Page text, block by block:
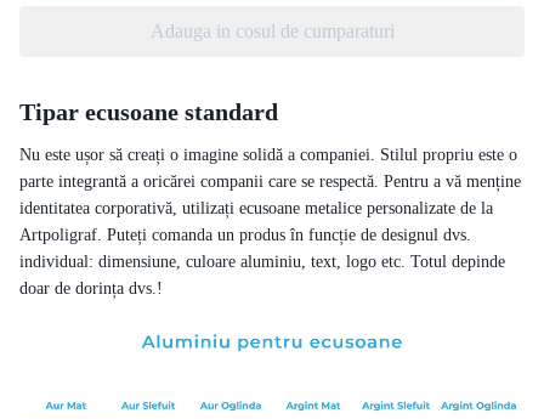
Adauga in cosul de cumparaturi
Tipar ecusoane standard
Nu este ușor să creați o imagine solidă a companiei. Stilul propriu este o
parte integrantă a oricărei companii care se respectă. Pentru a vă menține
identitatea corporativă, utilizați ecusoane metalice personalizate de la
Artpoligraf. Puteți comanda un produs în funcție de designul dvs.
individual: dimensiune, culoare aluminiu, text, logo etc. Totul depinde
doar de dorința dvs.!